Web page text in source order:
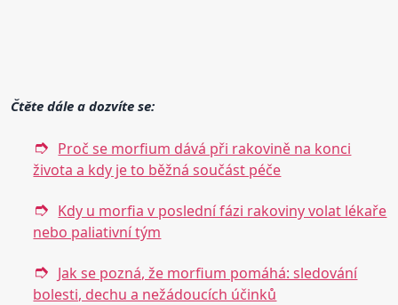
Čtěte dále a dozvíte se:
Proč se morfium dává při rakovině na konci
života a kdy je to běžná součást péče
Kdy u morfia v poslední fázi rakoviny volat lékaře
nebo paliativní tým
Jak se pozná, že morfium pomáhá: sledování
bolesti, dechu a nežádoucích účinků